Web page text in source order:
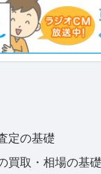
定の基礎
買取・相場の基礎